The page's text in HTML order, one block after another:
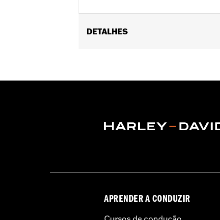
DETALHES
Sold In Units:Each
Top clamp, risers (2),
APRENDER A CONDUZIR